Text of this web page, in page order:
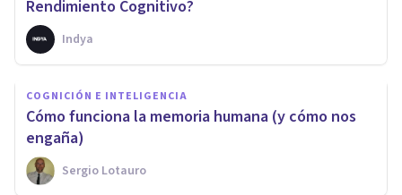
Rendimiento Cognitivo?
Indya
COGNICIÓN E INTELIGENCIA
​Cómo funciona la memoria humana (y cómo nos
engaña)
Sergio Lotauro
COGNICIÓN E INTELIGENCIA
Inteligencia Fluida e
Inteligencia Cristalizada: ¿qué
son?
Bertrand Regader